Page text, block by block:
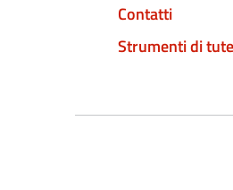
Contatti
Strumenti di